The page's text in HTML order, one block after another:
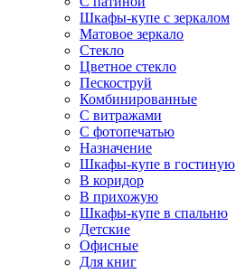
Шкафы-купе с зеркалом
Матовое зеркало
Стекло
Цветное стекло
Пескоструй
Комбинированные
С витражами
С фотопечатью
Назначение
Шкафы-купе в гостиную
В коридор
В прихожую
Шкафы-купе в спальню
Детские
Офисные
Для книг